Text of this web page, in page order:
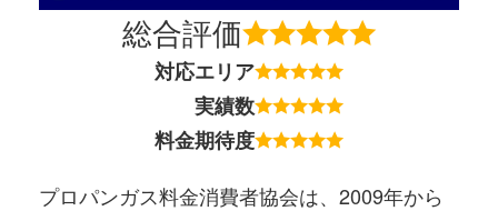
総合評価
対応エリア
実績数
料金期待度
プロパンガス料金消費者協会は、2009年から